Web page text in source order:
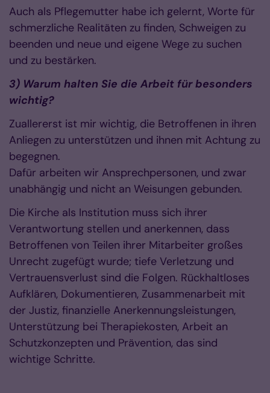
Auch als Pflegemutter habe ich gelernt, Worte für
schmerzliche Realitäten zu finden, Schweigen zu
beenden und neue und eigene Wege zu suchen
und zu bestärken.
3) Warum halten Sie die Arbeit für besonders
wichtig?
Zuallererst ist mir wichtig, die Betroffenen in ihren
Anliegen zu unterstützen und ihnen mit Achtung zu
begegnen.
Dafür arbeiten wir Ansprechpersonen, und zwar
unabhängig und nicht an Weisungen gebunden.
Die Kirche als Institution muss sich ihrer
Verantwortung stellen und anerkennen, dass
Betroffenen von Teilen ihrer Mitarbeiter großes
Unrecht zugefügt wurde; tiefe Verletzung und
Vertrauensverlust sind die Folgen. Rückhaltloses
Aufklären, Dokumentieren, Zusammenarbeit mit
der Justiz, finanzielle Anerkennungsleistungen,
Unterstützung bei Therapiekosten, Arbeit an
Schutzkonzepten und Prävention, das sind
wichtige Schritte.